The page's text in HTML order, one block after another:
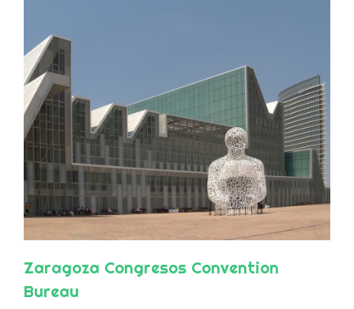
Zaragoza Congresos Convention
Bureau